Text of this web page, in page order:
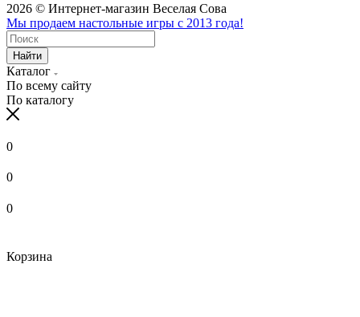
2026 © Интернет-магазин Веселая Сова
Мы продаем настольные игры с 2013 года!
Найти
Каталог
По всему сайту
По каталогу
0
0
0
Корзина